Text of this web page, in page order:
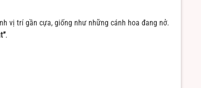
vị trí gần cựa, giống như những cánh hoa đang nở.
.